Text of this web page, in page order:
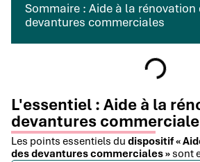
Sommaire : Aide à la rénovation
devantures commerciales
L'essentiel : Aide à la
devantures
Les points essentiels du dispositif «
des devantures commerciales » sont